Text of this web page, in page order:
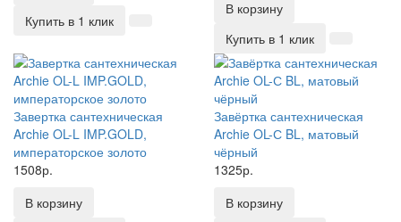
Купить в 1 клик
В корзину
Купить в 1 клик
Завертка сантехническая
Archie OL-L IMP.GOLD,
императорское золото
1508р.
В корзину
Завёртка сантехническая
Archie OL-С BL, матовый
чёрный
1325р.
В корзину